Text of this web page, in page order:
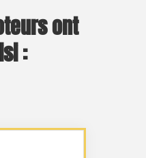
ont
: